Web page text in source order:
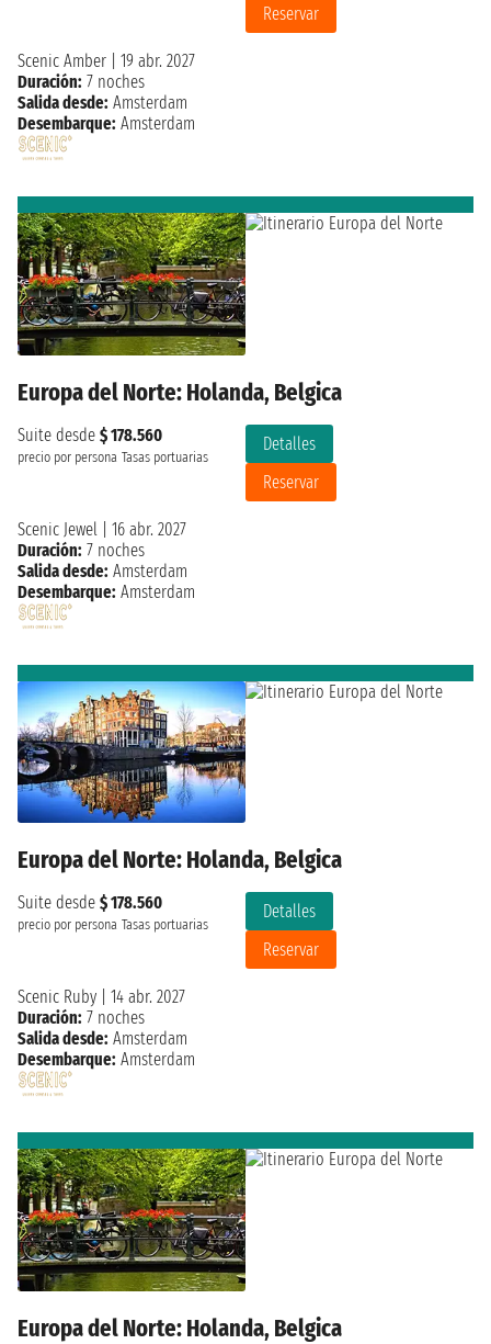
Reservar
Scenic Amber
19 abr. 2027
Duración: 7 noches
Salida desde: Amsterdam
Desembarque: Amsterdam
Europa del Norte: Holanda, Belgica
Suite desde $ 178.560
precio por persona Tasas portuarias
Detalles
Reservar
Scenic Jewel
16 abr. 2027
Duración: 7 noches
Salida desde: Amsterdam
Desembarque: Amsterdam
Europa del Norte: Holanda, Belgica
Suite desde $ 178.560
precio por persona Tasas portuarias
Detalles
Reservar
Scenic Ruby
14 abr. 2027
Duración: 7 noches
Salida desde: Amsterdam
Desembarque: Amsterdam
Europa del Norte: Holanda, Belgica